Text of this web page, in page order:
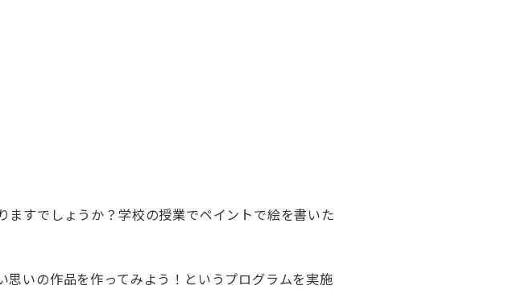
すでしょうか？学校の授業でペイントで絵を書いた
いの作品を作ってみよう！というプログラムを実施